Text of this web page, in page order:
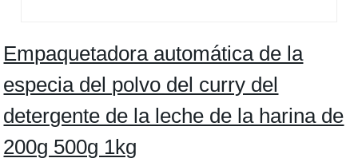
Empaquetadora automática de la
especia del polvo del curry del
detergente de la leche de la harina de
200g 500g 1kg